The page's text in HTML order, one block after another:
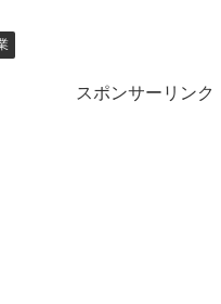
スポンサーリンク